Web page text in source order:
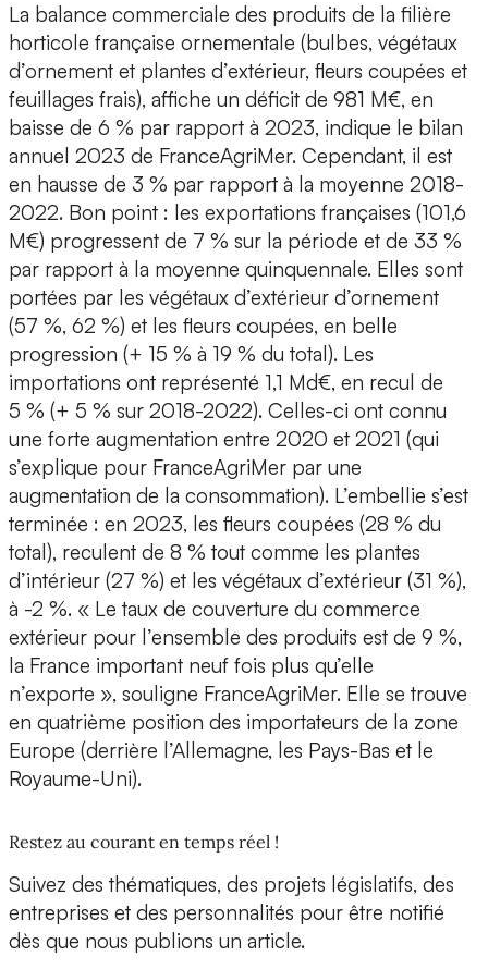
La balance commerciale des produits de la filière
horticole française ornementale (bulbes, végétaux
d’ornement et plantes d’extérieur, fleurs coupées et
feuillages frais), affiche un déficit de 981 M€, en
baisse de 6 % par rapport à 2023, indique le bilan
annuel 2023 de FranceAgriMer. Cependant, il est
en hausse de 3 % par rapport à la moyenne 2018-
2022. Bon point : les exportations françaises (101,6
M€) progressent de 7 % sur la période et de 33 %
par rapport à la moyenne quinquennale. Elles sont
portées par les végétaux d’extérieur d’ornement
(57 %, 62 %) et les fleurs coupées, en belle
progression (+ 15 % à 19 % du total). Les
importations ont représenté 1,1 Md€, en recul de
5 % (+ 5 % sur 2018-2022). Celles-ci ont connu
une forte augmentation entre 2020 et 2021 (qui
s’explique pour FranceAgriMer par une
augmentation de la consommation). L’embellie s’est
terminée : en 2023, les fleurs coupées (28 % du
total), reculent de 8 % tout comme les plantes
d’intérieur (27 %) et les végétaux d’extérieur (31 %),
à -2 %. « Le taux de couverture du commerce
extérieur pour l’ensemble des produits est de 9 %,
la France important neuf fois plus qu’elle
n’exporte », souligne FranceAgriMer. Elle se trouve
en quatrième position des importateurs de la zone
Europe (derrière l’Allemagne, les Pays-Bas et le
Royaume-Uni).
Restez au courant en temps réel !
Suivez des thématiques, des projets législatifs, des
entreprises et des personnalités pour être notifié
dès que nous publions un article.